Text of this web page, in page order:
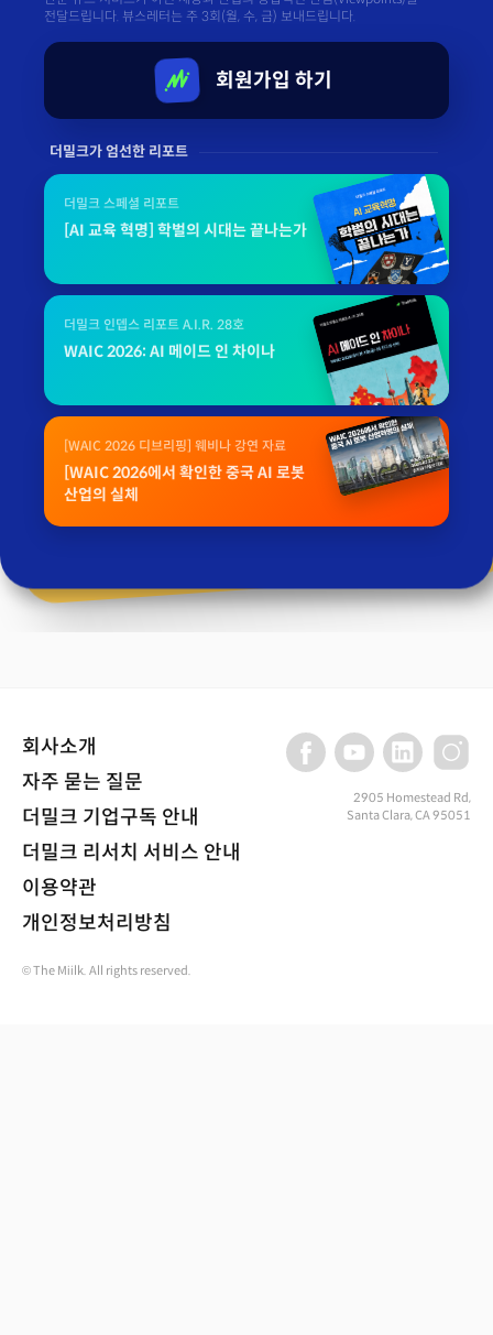
전달드립니다. 뷰스레터는 주 3회(월, 수, 금) 보내드립니다.
회원가입 하기
더밀크가 엄선한 리포트
더밀크 스페셜 리포트
[AI 교육 혁명] 학벌의 시대는 끝나는가
더밀크 인뎁스 리포트 A.I.R. 28호
WAIC 2026: AI 메이드 인 차이나
[WAIC 2026 디브리핑] 웨비나 강연 자료
[WAIC 2026에서 확인한 중국 AI 로봇
산업의 실체
회사소개
자주 묻는 질문
더밀크 기업구독 안내
더밀크 리서치 서비스 안내
이용약관
개인정보처리방침
2905 Homestead Rd,
Santa Clara, CA 95051
© The Miilk. All rights reserved.